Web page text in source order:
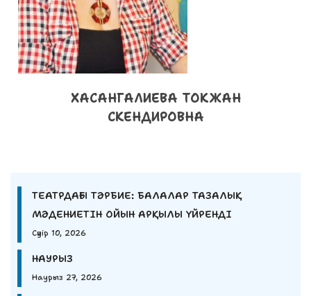
ХАСАНГАЛИЕВА ТОКЖАН
СКЕНДИРОВНА
ТЕАТРДАҒЫ ТӘРБИЕ: БАЛАЛАР ТАЗАЛЫҚ
МӘДЕНИЕТІН ОЙЫН АРҚЫЛЫ ҮЙРЕНДІ
Сәуір 10, 2026
НАУРЫЗ
Наурыз 27, 2026